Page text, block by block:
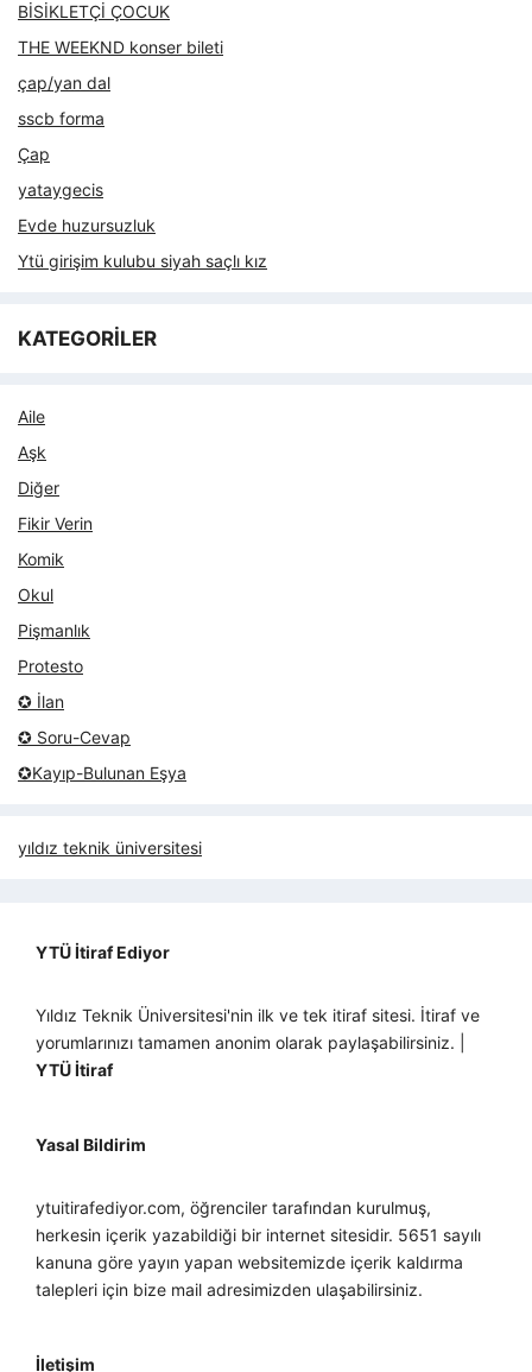
BİSİKLETÇİ ÇOCUK
THE WEEKND konser bileti
çap/yan dal
sscb forma
Çap
yataygecis
Evde huzursuzluk
Ytü girişim kulubu siyah saçlı kız
KATEGORİLER
Aile
Aşk
Diğer
Fikir Verin
Komik
Okul
Pişmanlık
Protesto
✪ İlan
✪ Soru-Cevap
✪Kayıp-Bulunan Eşya
yıldız teknik üniversitesi
YTÜ İtiraf Ediyor
Yıldız Teknik Üniversitesi'nin ilk ve tek itiraf sitesi. İtiraf ve
yorumlarınızı tamamen anonim olarak paylaşabilirsiniz. |
YTÜ İtiraf
Yasal Bildirim
ytuitirafediyor.com, öğrenciler tarafından kurulmuş,
herkesin içerik yazabildiği bir internet sitesidir. 5651 sayılı
kanuna göre yayın yapan websitemizde içerik kaldırma
talepleri için bize mail adresimizden ulaşabilirsiniz.
İletişim